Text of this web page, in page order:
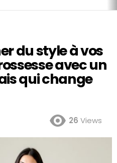
du style à vos
avec un
qui change
26 Views